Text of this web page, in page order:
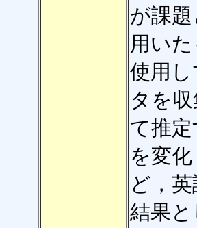
が課
用い
使用
タを
て推
を変
ど，
結果